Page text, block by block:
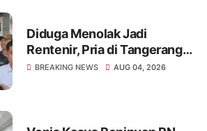
Diduga Menolak Jadi
Rentenir, Pria di Tangerang
Diduga Jadi Korban
BREAKING NEWS AUG 04, 2026